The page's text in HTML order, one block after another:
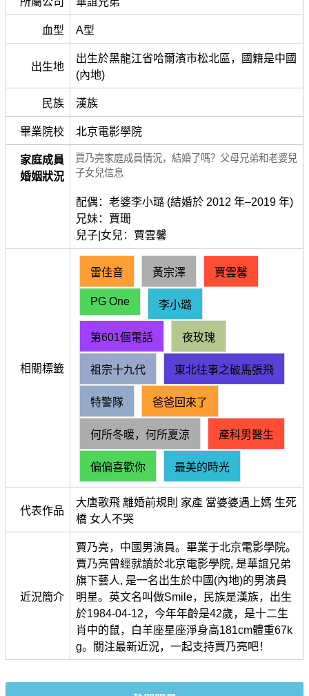
血型 A型
出生地
出生於黑龍江省哈爾濱市松北區，國籍是中國
(內地)
民族 漢族
畢業院校 北京電影學院
家庭成員
婚姻狀況
賈乃亮家庭成員情況，結婚了嗎？父母兄弟和老婆兒
子女兒信息
配偶：老婆李小璐 (結婚於 2012 年–2019 年)
兄妹：賈珊
兒子|女兒：賈雲馨
相關標籤
雷佳音 黃宗澤 賈雲馨
PG One 李小璐
第601個電話 夜玫瑰
祖宗十九代 東北往事之破馬張飛
特警隊 爸爸回來了
何所冬暖，何所夏涼 產科男醫生
偏偏喜歡你 最美的時光
代表作品
大唐歌飛 離婚前規則 家產 當婆婆遇上媽 生死
橋 女人不哭
近況簡介
賈乃亮，中國男演員。畢業于北京電影學院。
賈乃亮曾經就讀於北京電影學院, 是華誼兄弟
旗下藝人, 是一名出生於中國(內地)的男演員
明星。英文名叫做Smile，民族是漢族，出生
於1984-04-12，今年年齡是42歲，是十二生
肖中的鼠，白羊座星座淨身高181cm體重67k
g。關注最新近況，一起支持賈乃亮吧！